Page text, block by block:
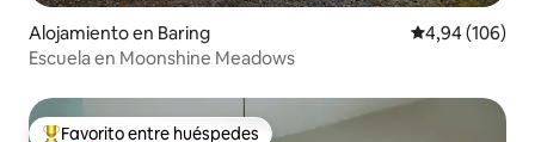
Alojamiento en Baring Calificación
4,94 (106)
Escuela en Moonshine Meadows
Favorito entre huéspedes